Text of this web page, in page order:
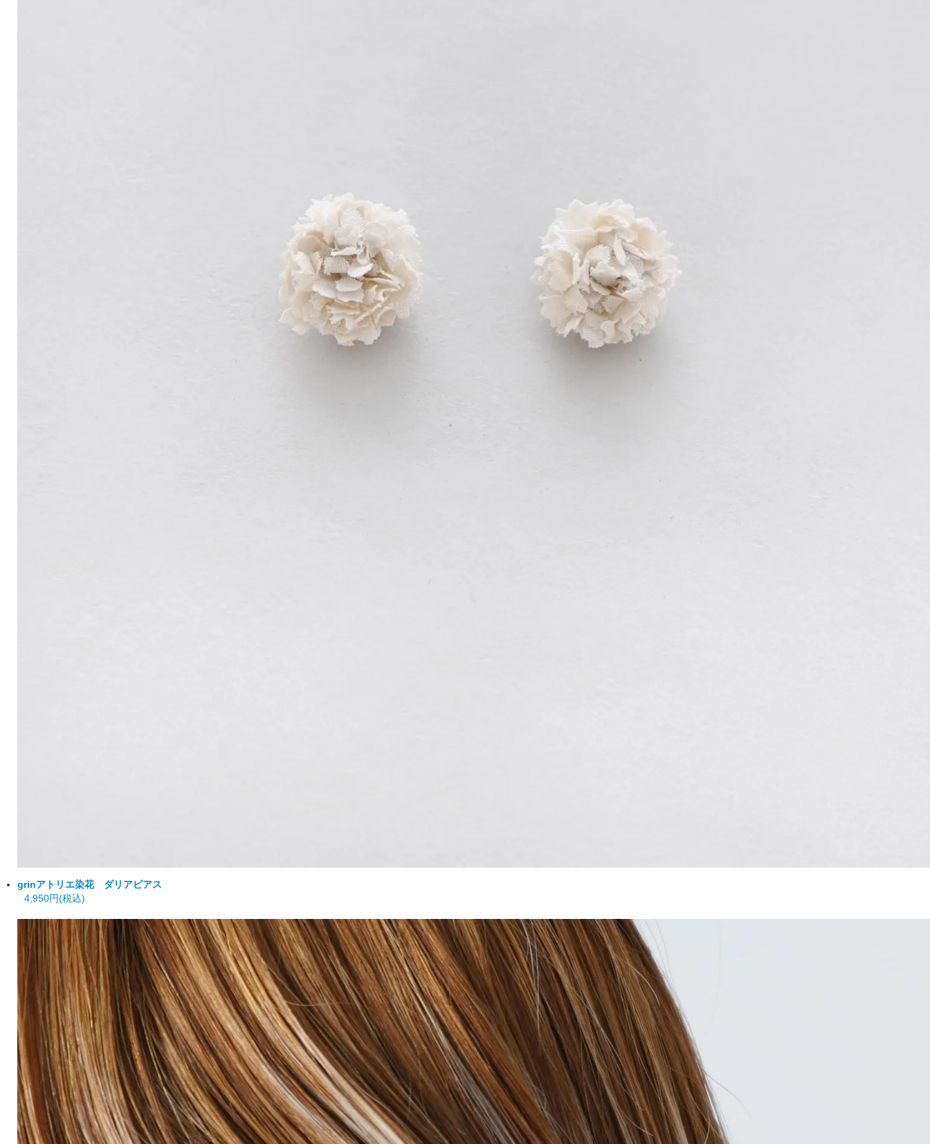
grinアトリエ染花 ダリアピアス
4,950円(税込)